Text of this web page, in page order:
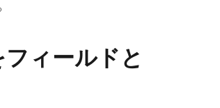
ィールドと